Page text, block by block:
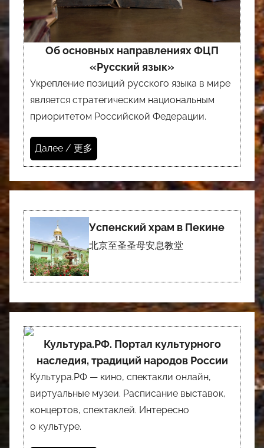
Об основных направлениях ФЦП
«Русский язык»
Укрепление позиций русского языка в мире
является стратегическим национальным
приоритетом Российской Федерации.
Далее / 更多
Успенский храм в Пекине
北京至圣圣母安息教堂
Культура.РФ. Портал культурного
наследия, традиций народов России
Культура.РФ — кино, спектакли онлайн,
виртуальные музеи. Расписание выставок,
концертов, спектаклей. Интересно
о культуре.